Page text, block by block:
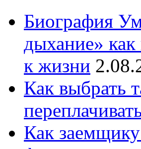
Биография
дыхание»
к жизни
Как выбрать
Как